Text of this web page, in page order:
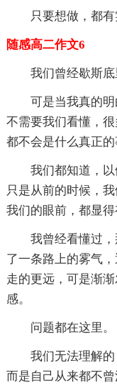
只要想做，都有
随感高二作文6
我们曾经歇斯底
可是当我真的
不需要我们看懂，
都不会是什么真正的
我们都知道，以
只是从前的时候，
我们的眼前，都显得
我曾经看懂过
了一条路上的雾气
走的更远，可是渐
感。
问题都在这里。
我们无法理解的
而是自己从来都不